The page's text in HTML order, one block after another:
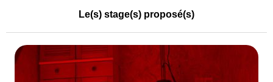
Le(s) stage(s) proposé(s)